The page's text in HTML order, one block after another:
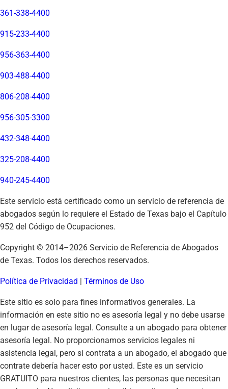
361-338-4400
915-233-4400
956-363-4400
903-488-4400
806-208-4400
956-305-3300
432-348-4400
325-208-4400
940-245-4400
Este servicio está certificado como un servicio de referencia de
abogados según lo requiere el Estado de Texas bajo el Capítulo
952 del Código de Ocupaciones.
Copyright © 2014–2026 Servicio de Referencia de Abogados
de Texas. Todos los derechos reservados.
Política de Privacidad | Términos de Uso
Este sitio es solo para fines informativos generales. La
información en este sitio no es asesoría legal y no debe usarse
en lugar de asesoría legal. Consulte a un abogado para obtener
asesoría legal. No proporcionamos servicios legales ni
asistencia legal, pero si contrata a un abogado, el abogado que
contrate debería hacer esto por usted. Este es un servicio
GRATUITO para nuestros clientes, las personas que necesitan